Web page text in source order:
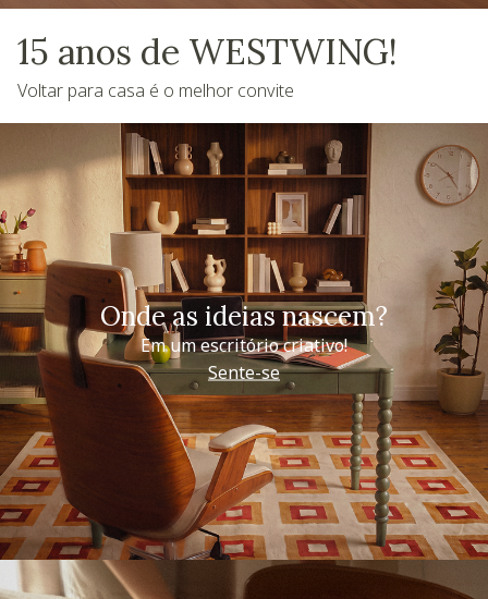
15 anos de WESTWING!
Voltar para casa é o melhor convite
Onde as ideias nascem?
Em um escritório criativo!
Sente-se